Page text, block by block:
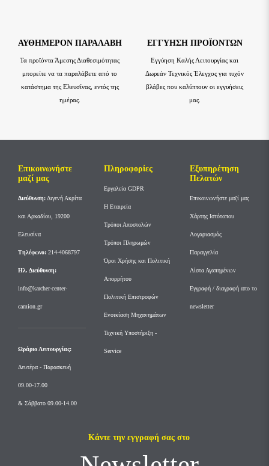
ΑΥΘΗΜΕΡΌΝ ΠΑΡΑΛΑΒΉ
Τα προϊόντα Άμεσης Διαθεσιμότητας
μπορείτε να τα παραλάβετε από το
κατάστημα της Ελευσίνας, εντός της
ημέρας.
ΕΓΓΎΗΣΗ ΠΡΟΪΌΝΤΩΝ
Εγγύηση Καλής Λειτουργίας και
Δωρεάν Τεχνικός Έλεγχος για τυχόν
βλάβες που καλύπτουν οι εγγυήσεις
μας.
Επικοινωνήστε
μαζί μας
Διεύθυνση:Διγενή Ακρίτα
και Αρκαδίου, 19200
Ελευσίνα
Tηλέφωνο: 214-4068797
Ηλ. Διεύθυνση:
info@karcher-center-
camion.gr
Ωράριο Λειτουργίας:
Δευτέρα - Παρασκευή
09.00-17.00
& Σάββατο 09.00-14.00
Πληροφορίες
Εργαλεία GDPR
Η Εταιρεία
Τρόποι Αποστολών
Τρόποι Πληρωμών
Όροι Χρήσης και Πολιτική
Απορρήτου
Πολιτική Επιστροφών
Ενοικίαση Μηχανημάτων
Τεχνική Υποστήριξη -
Service
Εξυπηρέτηση
Πελατών
Επικοινωνήστε μαζί μας
Χάρτης Ιστότοπου
Λογαριασμός
Παραγγελία
Λίστα Αγαπημένων
Εγγραφή / διαγραφή απο το
newsletter
Κάντε την εγγραφή σας στο